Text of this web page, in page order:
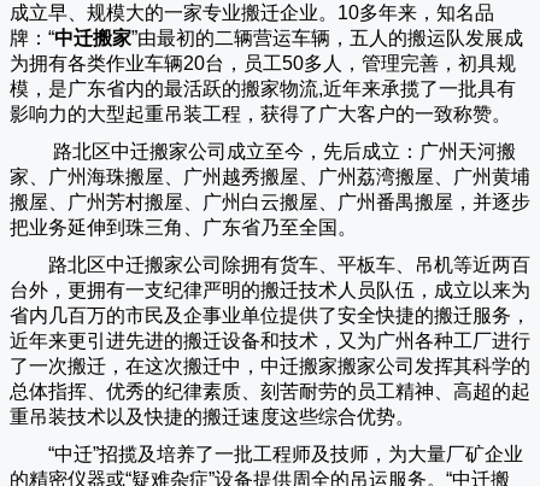
成立早、规模大的一家专业搬迁企业。10多年来，知名品
牌：“中迁搬家”由最初的二辆营运车辆，五人的搬运队发展成
为拥有各类作业车辆20台，员工50多人，管理完善，初具规
模，是广东省内的最活跃的搬家物流,近年来承揽了一批具有
影响力的大型起重吊装工程，获得了广大客户的一致称赞。
路北区中迁搬家公司成立至今，先后成立：广州天河搬
家、广州海珠搬屋、广州越秀搬屋、广州荔湾搬屋、广州黄埔
搬屋、广州芳村搬屋、广州白云搬屋、广州番禺搬屋，并逐步
把业务延伸到珠三角、广东省乃至全国。
路北区中迁搬家公司除拥有货车、平板车、吊机等近两百
台外，更拥有一支纪律严明的搬迁技术人员队伍，成立以来为
省内几百万的市民及企事业单位提供了安全快捷的搬迁服务，
近年来更引进先进的搬迁设备和技术，又为广州各种工厂进行
了一次搬迁，在这次搬迁中， 中迁搬家搬家公司发挥其科学的
总体指挥、优秀的纪律素质、刻苦耐劳的员工精神、高超的起
重吊装技术以及快捷的搬迁速度这些综合优势。
“中迁”招揽及培养了一批工程师及技师，为大量厂矿企业
的精密仪器或“疑难杂症”设备提供周全的吊运服务。“中迁搬